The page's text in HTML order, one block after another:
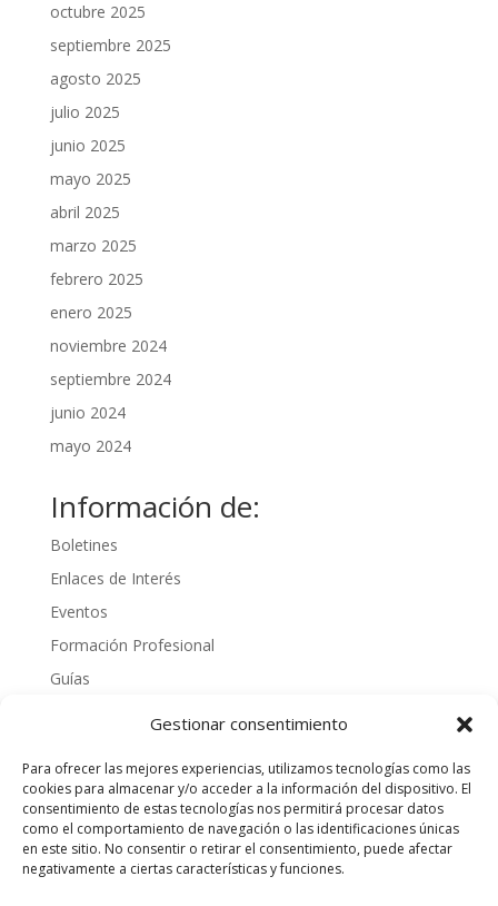
Gestionar consentimiento
Para ofrecer las mejores experiencias, utilizamos tecnologías como las
cookies para almacenar y/o acceder a la información del dispositivo. El
consentimiento de estas tecnologías nos permitirá procesar datos
como el comportamiento de navegación o las identificaciones únicas
en este sitio. No consentir o retirar el consentimiento, puede afectar
negativamente a ciertas características y funciones.
octubre 2025
septiembre 2025
agosto 2025
julio 2025
junio 2025
mayo 2025
abril 2025
marzo 2025
febrero 2025
enero 2025
noviembre 2024
septiembre 2024
junio 2024
mayo 2024
Información de:
Boletines
Enlaces de Interés
Eventos
Formación Profesional
Guías
Noticias
Oposiciones
Procedimientos
Varios